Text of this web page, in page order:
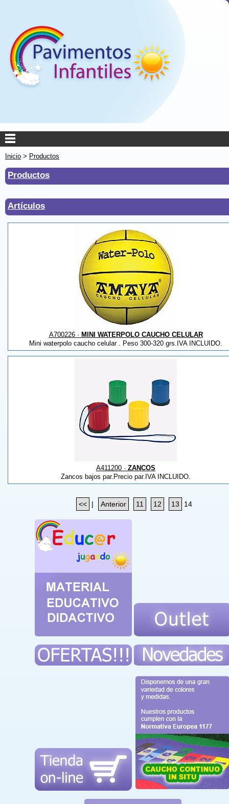
Inicio > Productos
Productos
Artículos
A700226 · MINI WATERPOLO CAUCHO CELULAR
Mini waterpolo caucho celular . Peso 300-320 grs.IVA INCLUIDO.
A411200 · ZANCOS
Zancos bajos par.Precio par.IVA INCLUIDO.
<< | Anterior 11 12 13 14